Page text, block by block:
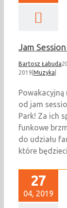
Jam
Bartosz Łabuda
2019 Muzyka
od jam
Park! Za ich
funkowe
do udziału
które
27
04, 2019